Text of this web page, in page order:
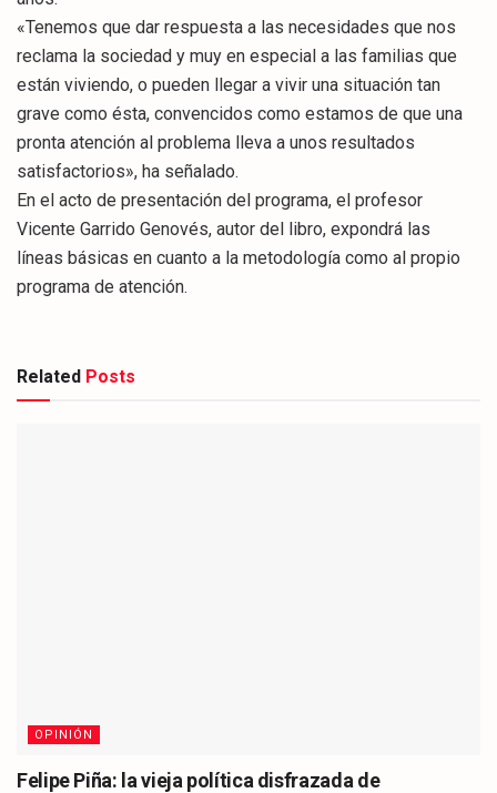
«Tenemos que dar respuesta a las necesidades que nos
reclama la sociedad y muy en especial a las familias que
están viviendo, o pueden llegar a vivir una situación tan
grave como ésta, convencidos como estamos de que una
pronta atención al problema lleva a unos resultados
satisfactorios», ha señalado.
En el acto de presentación del programa, el profesor
Vicente Garrido Genovés, autor del libro, expondrá las
líneas básicas en cuanto a la metodología como al propio
programa de atención.
Related Posts
OPINIÓN
Felipe Piña: la vieja política disfrazada de